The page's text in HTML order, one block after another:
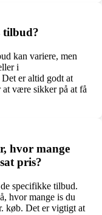
tilbud?
kan variere, men
i
er altid godt at
være sikker på at få
hvor mange
pris?
specifikke tilbud.
hvor mange is du
køb. Det er vigtigt at